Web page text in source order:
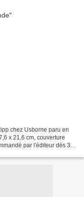
chez Usborne paru en
x 21,6 cm, couverture
par l'éditeur dès 3